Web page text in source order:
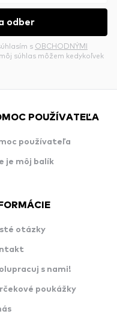
odber
s OBCHODNÝMI
súhlas môžem kedykoľvek
POUŽÍVATEĽA
používateľa
je môj balík
otázky
s nami!
poukážky